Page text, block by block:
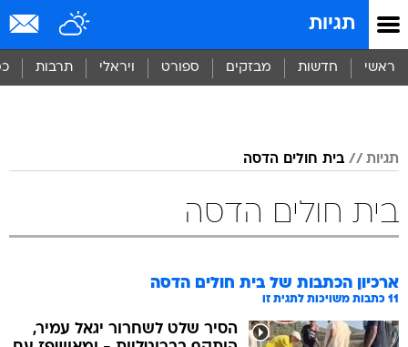
תגיות
ראשי חדשות מבזקים ספורט ויראלי תרבות
תגיות בית חולים הדסה
בית חולים הדסה
ארכיון הכתבות של בית חולים הדסה
11 כתבות משויכות לתגית זו
הסיר שלט לשחרור יגאל עמיר,